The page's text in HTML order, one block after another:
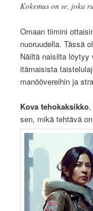
Kokemus on se, joka
Omaan tiimini
nuoruudella. Tässä
Näiltä naisilta löytyy
itämaisista
manöövereihin ja
Kova tehokaksikko
sen, mikä tehtävä